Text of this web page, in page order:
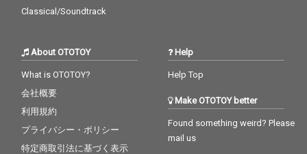
Classical/Soundtrack
About OTOTOY
What is OTOTOY?
会社概要
利用規約
プライバシー・ポリシー
特定商取引法に基づく表示
Help
Help Top
Make OTOTOY better
Found something weird? Please
mail us